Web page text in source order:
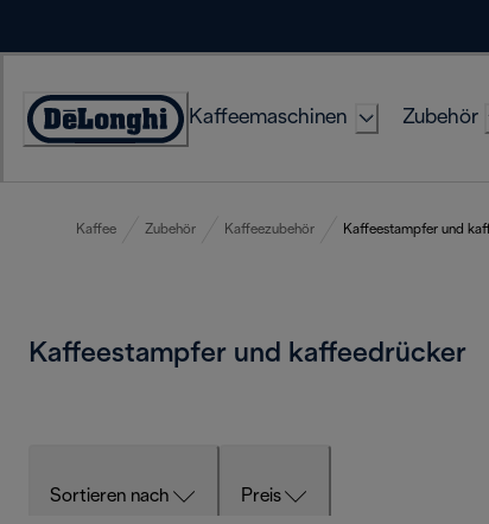
Erklärung
Kaffeemaschinen Zubehör
Kaffee Zubehör Kaffeezubehör Kaffeestampfer und
Kaffeestampfer und kaffeedrücker
Sortieren nach Preis